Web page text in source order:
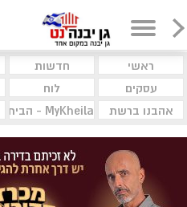
ראשי חדשות
עסקים
לוח
אהבנו ברשת
MyKheila - הבית לעסקים וקהילות